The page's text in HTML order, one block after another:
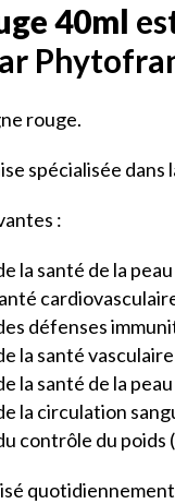
40ml
rouge.
spécialisée
:
la santé de la peau
défenses
la santé vasculaire
la santé de la peau
la circulation
contrôle du poids